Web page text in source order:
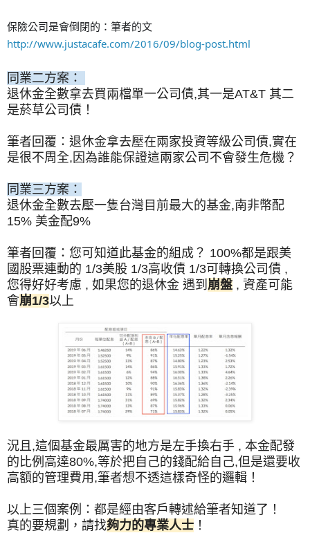
保險公司是會倒閉的：筆者的文
http://www.justacafe.com/2016/09/blog-post.html
同業二方案：
退休金全數拿去買兩檔單一公司債,其一是AT&T 其二
是菸草公司債！
筆者回覆：退休金拿去壓在兩家投資等級公司債,實在
是很不周全,因為誰能保證這兩家公司不會發生危機？
同業三方案：
退休金全數去壓一隻台灣目前最大的基金,南非幣配
15% 美金配9%
筆者回覆：您可知道此基金的組成？ 100%都是跟美
國股票連動的 1/3美股 1/3高收債 1/3可轉換公司債 ,
您得好好考慮 , 如果您的退休金 遇到 崩盤 , 資產可能
會崩1/3以上
況且,這個基金最厲害的地方是左手換右手 , 本金配發
的比例高達80%,等於把自己的錢配給自己,但是還要收
高額的管理費用,筆者想不透這樣奇怪的邏輯！
以上三個案例：都是經由客戶轉述給筆者知道了！
真的要規劃，請找夠力的專業人士 ！